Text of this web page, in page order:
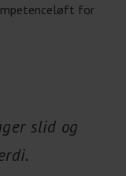
for
slid og